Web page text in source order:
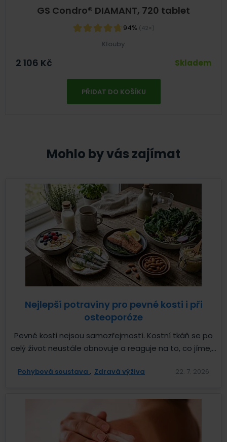
GS Condro® DIAMANT, 720 tablet
94% (42×)
Klouby
2 106 Kč Skladem
PŘIDAT DO KOŠÍKU
Mohlo by vás zajímat
Nejlepší potraviny pro pevné kosti i při
osteoporóze
Pevné kosti nejsou samozřejmostí. Kostní tkáň se po
celý život neustále obnovuje a reaguje na to, co jíme,...
Pohybová soustava Zdravá výživa 22. 7. 2026